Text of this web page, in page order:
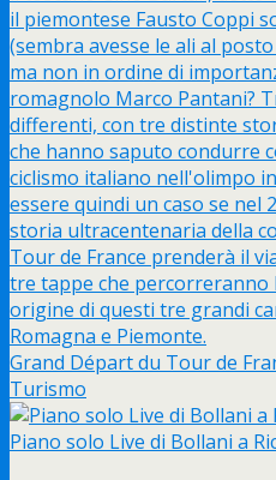
Grand Départ du Tour de
Turismo
Piano solo Live di Bollani a